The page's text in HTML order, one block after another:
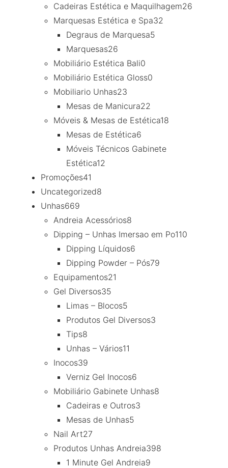
Cadeiras Estética e Maquilhagem26
Marquesas Estética e Spa32
Degraus de Marquesa5
Marquesas26
Mobiliário Estética Bali0
Mobiliário Estética Gloss0
Mobiliario Unhas23
Mesas de Manicura22
Móveis & Mesas de Estética18
Mesas de Estética6
Móveis Técnicos Gabinete
Estética12
Promoções41
Uncategorized8
Unhas669
Andreia Acessórios8
Dipping – Unhas Imersao em Po110
Dipping Líquidos6
Dipping Powder – Pós79
Equipamentos21
Gel Diversos35
Limas – Blocos5
Produtos Gel Diversos3
Tips8
Unhas – Vários11
Inocos39
Verniz Gel Inocos6
Mobiliário Gabinete Unhas8
Cadeiras e Outros3
Mesas de Unhas5
Nail Art27
Produtos Unhas Andreia398
1 Minute Gel Andreia9